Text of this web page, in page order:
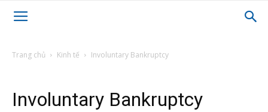
Trang chủ Kinh tế Involuntary Bankruptcy
Involuntary Bankruptcy